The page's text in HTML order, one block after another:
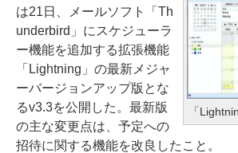
「
は21日、メールソフト「Th
underbird」にスケジューラ
ー機能を追加する拡張機能
「Lightning」の最新メジャ
ーバージョンアップ版とな
るv3.3を公開した。最新版
の主な変更点は、予定への
招待に関する機能を改良したこと。